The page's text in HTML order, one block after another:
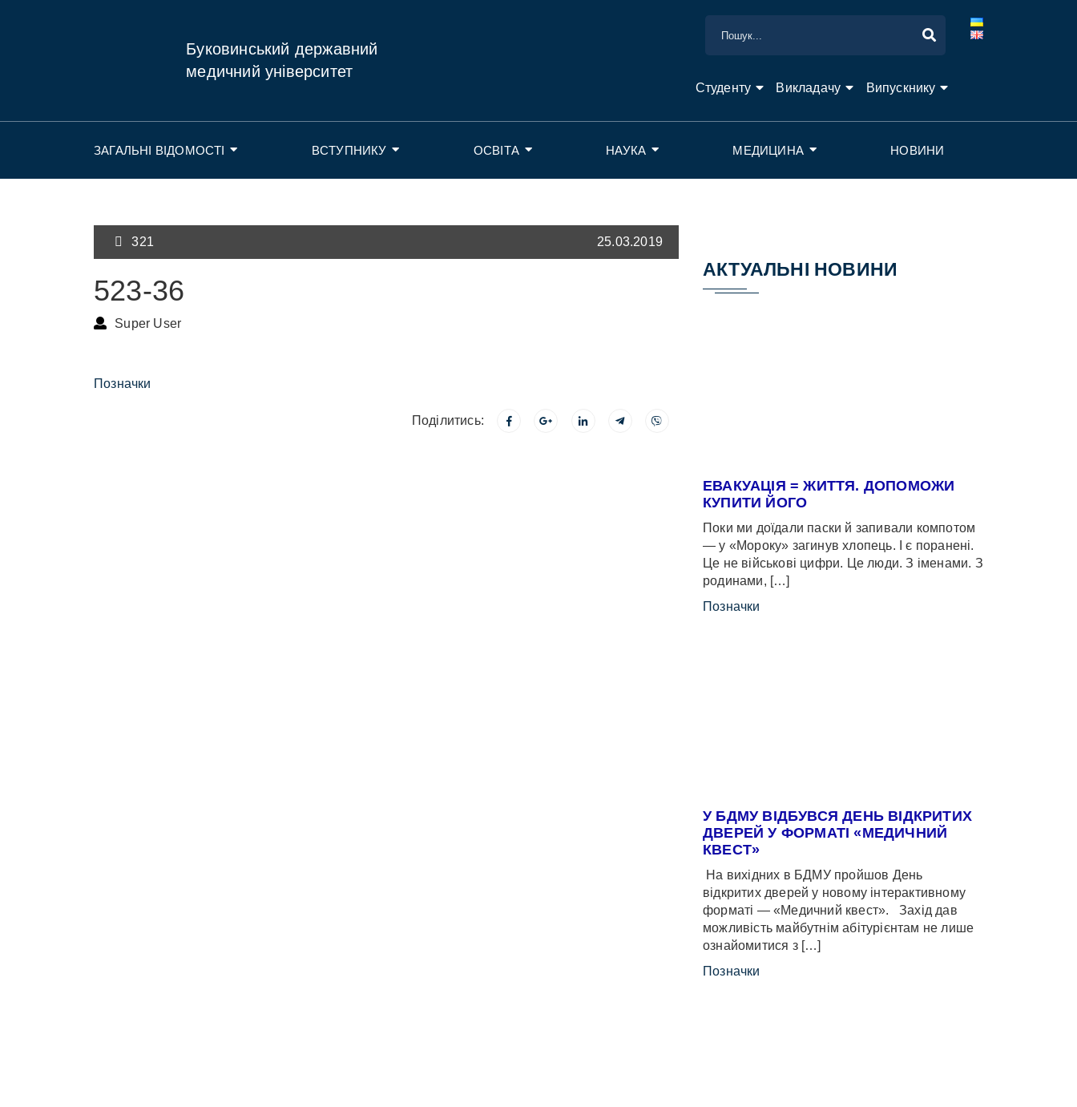
Буковинський державний
медичний університет
Студенту Викладачу Випускнику
ЗАГАЛЬНІ ВІДОМОСТІ ВСТУПНИКУ ОСВІТА НАУКА МЕДИЦИНА НОВИНИ
321 25.03.2019
523-36
Super User
Позначки
Поділитись:
АКТУАЛЬНІ НОВИНИ
ЕВАКУАЦІЯ = ЖИТТЯ. ДОПОМОЖИ
КУПИТИ ЙОГО
Поки ми доїдали паски й запивали компотом
— у «Мороку» загинув хлопець. І є поранені.
Це не військові цифри. Це люди. З іменами. З
родинами, […]
Позначки
У БДМУ ВІДБУВСЯ ДЕНЬ ВІДКРИТИХ
ДВЕРЕЙ У ФОРМАТІ «МЕДИЧНИЙ
КВЕСТ»
На вихідних в БДМУ пройшов День
відкритих дверей у новому інтерактивному
форматі — «Медичний квест». Захід дав
можливість майбутнім абітурієнтам не лише
ознайомитися з […]
Позначки